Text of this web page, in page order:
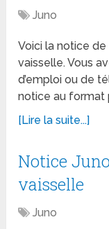
Juno
Voici la notice de
vaisselle. Vous
d’emploi ou de
notice au format
[Lire la suite...]
Notice
vaisselle
Juno